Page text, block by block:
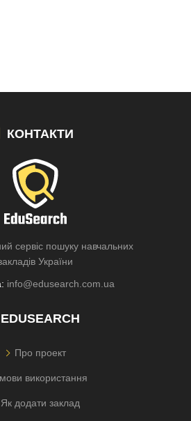
КОНТАКТИ
сервіс пошуку навчальних
України
info@edusearch.com.ua
EDUSEARCH
Про проект
використання
Як додати заклад